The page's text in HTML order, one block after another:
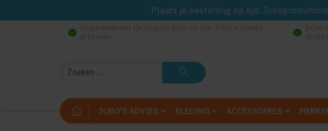
Plaats je bestelling op tijd.
check_circle check_circle
Zoeken search
home JOBO'S ADVIES KLEDING ACCESSOIRES